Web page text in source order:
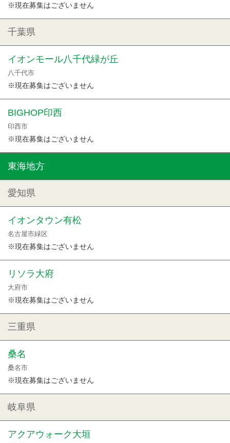
※現在募集はございません
千葉県
八千代市
イオンモール八千代緑が丘
※現在募集はございません
印西市
BIGHOP印西
※現在募集はございません
東海地方
愛知県
名古屋市緑区
イオンタウン有松
※現在募集はございません
大府市
リソラ大府
※現在募集はございません
三重県
桑名市
桑名
※現在募集はございません
岐阜県
アクアウォーク大垣